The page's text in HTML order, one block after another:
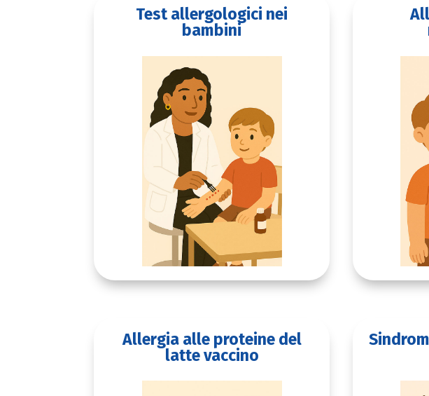
Test allergologici nei
bambini
Allergia alle proteine del
latte vaccino